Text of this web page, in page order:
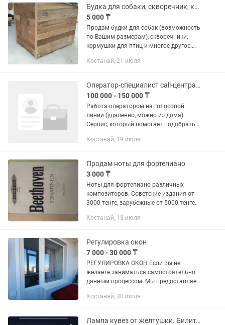
Будка для собаки, скворечник, кормушка
5 000 ₸
Продам будки для собак (возможность
по Вашим размерам), скворечники,
кормушки для птиц и многое другое.
кормушки от 5000 тенге. Возможна
Костанай, 21 июля
Оператор-специалист call-центра (удаленно, подходит студентам)
100 000 - 150 000 ₸
Работа оператором на голосовой
линии (удаленно, можно из дома).
Сервис, который помогает подобрать
автокредит по лучшим условиям.
Костанай, 19 июля
Продам ноты для фортепиано
3 000 ₸
Ноты для фортепиано различных
композиторов. Советские издания от
3000 тенге, зарубежные от 5000 тенге.
Костанай, 13 июля
Регулировка окон
7 000 - 30 000 ₸
РЕГУЛИРОВКА ОКОН Если вы не
желаете заниматься самостоятельно
данным процессом. Мы предоставляем
любой марки по следующим ценам:
Костанай, 30 июля
Лампа кувез от желтушки. Билитест